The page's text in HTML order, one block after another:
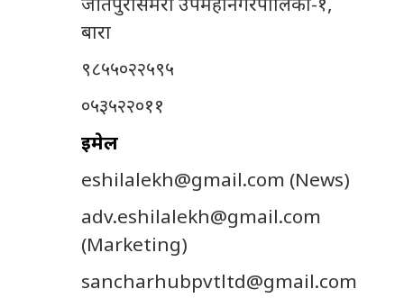
बारा
९८५५०२२५९५
०५३५२२०११
इमेल
eshilalekh@gmail.com (News)
adv.eshilalekh@gmail.com
(Marketing)
sancharhubpvtltd@gmail.com